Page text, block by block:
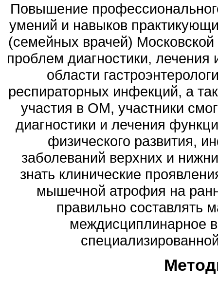
Повышение
умений и навыков
(семейных врачей) Московской
проблем диагностики,
области
респираторных инфекций, а
участия в ОМ, участники
диагностики и лечения
физического развития,
заболеваний верхних и
знать клинические
мышечной атрофия на
правильно составлять
междисциплинарное